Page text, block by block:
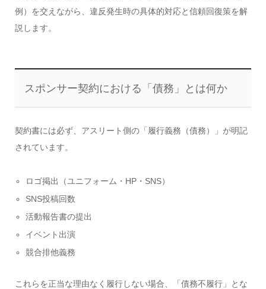
例）を交えながら、違反発生時の具体的対応と信頼回復策を解
説します。
スポンサー契約における「債務」とは何か
契約書には必ず、アスリート側の「履行義務（債務）」が明記
されています。
ロゴ掲出（ユニフォーム・HP・SNS）
SNS投稿回数
活動報告書の提出
イベント出演
競合排他義務
これらを正当な理由なく履行しない場合、「債務不履行」とな